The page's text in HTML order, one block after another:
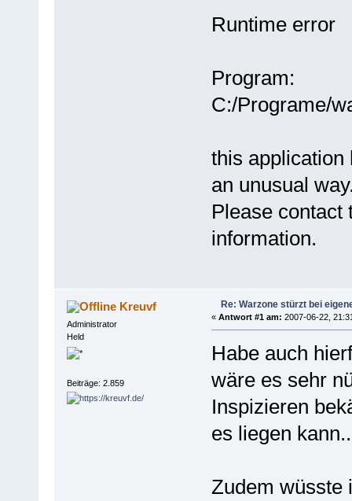
Runtime error
Program:
C:/Programe/
this application
an unusual
Please contact
information.
Kreuvf
Administrator
Held
Beiträge: 2.859
Re: Warzone stürzt bei
« Antwort #1 am: 2007-06-22,
Habe auch
wäre es sehr
Inspizieren
es liegen
Zudem wüsste